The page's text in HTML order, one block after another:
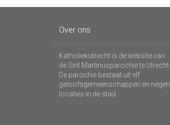
Over ons
Katholiekutrecht is de website van
de Sint Martinusparochie te Utrecht.
De parochie bestaat uit elf
geloofsgemeenschappen en negen
locaties in de stad.